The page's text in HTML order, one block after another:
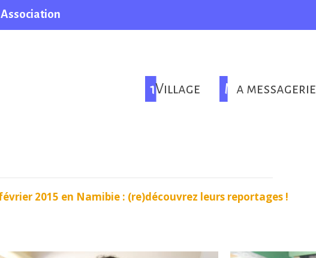
Association
1Village Ma messagerie
2015 en Namibie : (re)découvrez leurs reportages !